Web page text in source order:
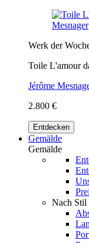
Werk der
Toile L'amour
Jérôme
2.800 €
Entdecken
Gemälde
Gemälde
Nach Stil